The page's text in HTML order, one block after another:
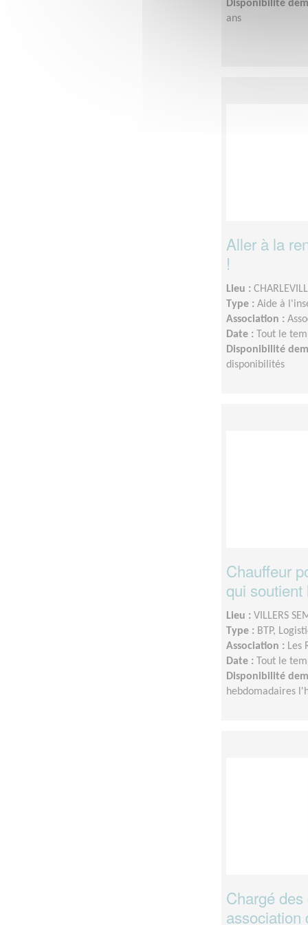
Disponibilité
ans
Aller à la
!
Lieu :
Type : Aide à
Association :
Date : Tout le
Disponibilité
disponibilités
Chauffeur
qui
Lieu : VILLERS
Type : BTP,
Association : Les
Date : Tout le
Disponibilité
hebdomadaires
Chargé
association